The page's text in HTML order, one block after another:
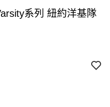
系列 紐約洋基隊